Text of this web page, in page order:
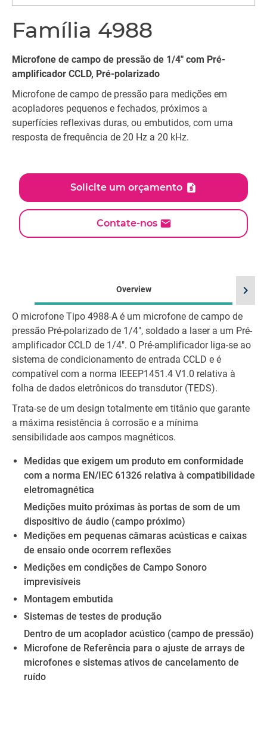
Família 4988
Microfone de campo de pressão de 1/4" com Pré-
amplificador CCLD, Pré-polarizado
Microfone de campo de pressão para medições em
acopladores pequenos e fechados, próximos a
superfícies reflexivas duras, ou embutidos, com uma
resposta de frequência de 20 Hz a 20 kHz.
Solicite um orçamento
Contate-nos
Overview
O microfone Tipo 4988-A é um microfone de campo de
pressão Pré-polarizado de 1/4", soldado a laser a um Pré-
amplificador CCLD de 1/4". O Pré-amplificador liga-se ao
sistema de condicionamento de entrada CCLD e é
compatível com a norma IEEEP1451.4 V1.0 relativa à
folha de dados eletrônicos do transdutor (TEDS).
Trata-se de um design totalmente em titânio que garante
a máxima resistência à corrosão e a mínima
sensibilidade aos campos magnéticos.
Medidas que exigem um produto em conformidade
com a norma EN/IEC 61326 relativa à compatibilidade
eletromagnética
Medições muito próximas às portas de som de um
dispositivo de áudio (campo próximo)
Medições em pequenas câmaras acústicas e caixas
de ensaio onde ocorrem reflexões
Medições em condições de Campo Sonoro
imprevisíveis
Montagem embutida
Sistemas de testes de produção
Dentro de um acoplador acústico (campo de pressão)
Microfone de Referência para o ajuste de arrays de
microfones e sistemas ativos de cancelamento de
ruído
chevron_right